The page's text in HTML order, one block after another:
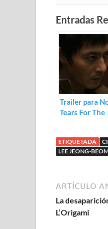
Entradas
Trailer para
Tears For The
ETIQUETADA
LEE JEONG-
ARTÍCULO
La
L’Origami